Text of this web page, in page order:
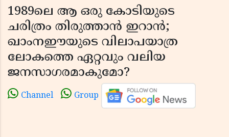
1989ലെ ആ ഒരു കോടിയുടെ
ചരിത്രം തിരുത്താൻ ഇറാൻ;
ഖാംനഈയുടെ വിലാപയാത്ര
ലോകത്തെ ഏറ്റവും വലിയ
ജനസാഗരമാകുമോ?
Channel Group